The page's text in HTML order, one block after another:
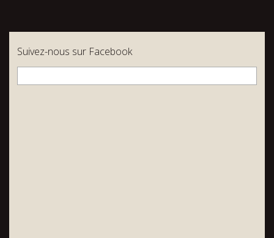
Suivez-nous sur Facebook